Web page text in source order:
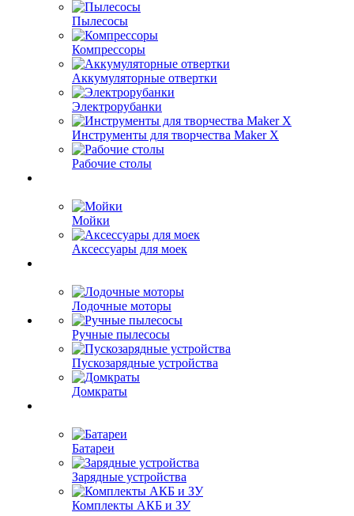
Пылесосы
Компрессоры
Аккумуляторные отвертки
Электрорубанки
Инструменты для творчества Maker X
Рабочие столы
Мойки
Аксессуары для моек
Лодочные моторы
Ручные пылесосы
Пускозарядные устройства
Домкраты
Батареи
Зарядные устройства
Комплекты АКБ и ЗУ